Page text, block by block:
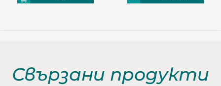
Свързани продукти